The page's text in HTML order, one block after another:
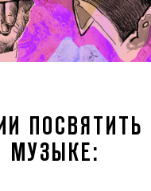
ПОСВЯТИТЬ
МУЗЫКЕ: